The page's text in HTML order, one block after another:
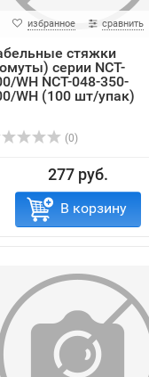
избранное сравнить
стяжки
серии NCT-
WH NCT-048-350-
WH (100 шт/упак)
(0)
277 руб.
В корзину